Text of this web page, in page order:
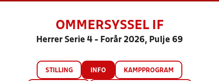
OMMERSYSSEL IF
Herrer Serie 4 - Forår 2026, Pulje 69
STILLING INFO KAMPPROGRAM